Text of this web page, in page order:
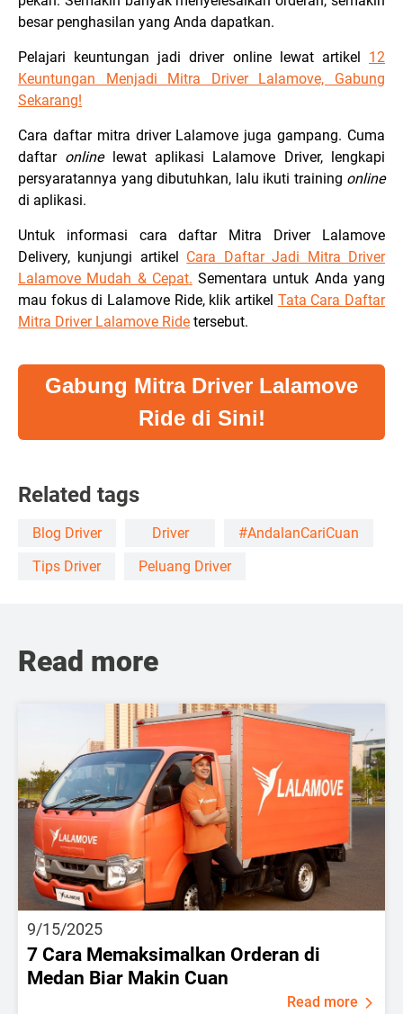
besar penghasilan yang Anda dapatkan.
Pelajari keuntungan jadi driver online lewat artikel 12
Keuntungan Menjadi Mitra Driver Lalamove, Gabung
Sekarang!
Cara daftar mitra driver Lalamove juga gampang. Cuma
daftar onlinelewat aplikasi Lalamove Driver, lengkapi
persyaratannya yang dibutuhkan, lalu ikuti training online
di aplikasi.
Untuk informasi cara daftar Mitra Driver Lalamove
Delivery, kunjungi artikel Cara Daftar Jadi Mitra Driver
Lalamove Mudah & Cepat. Sementara untuk Anda yang
mau fokus di Lalamove Ride, klik artikel Tata Cara Daftar
Mitra Driver Lalamove Ride tersebut.
Gabung Mitra Driver Lalamove
Ride di Sini!
Related tags
Blog Driver Driver
#AndalanCariCuan
Tips Driver
Peluang Driver
Read more
9/15/2025
7 Cara Memaksimalkan Orderan di
Medan Biar Makin Cuan
Read more